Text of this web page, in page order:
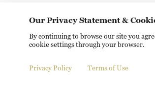
© China Radio International.CRI. All
Our Privacy Statement &
By continuing to browse our site you
cookie settings through your browser.
Privacy Policy Terms of Use